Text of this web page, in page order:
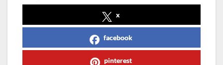
x
facebook
pinterest